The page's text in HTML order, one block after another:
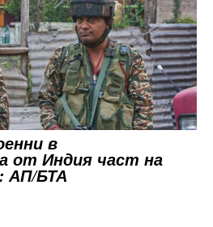
в
от Индия част на
АП/БТА